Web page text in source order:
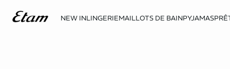
NEW INLINGERIEMAILLOTS DE BAINPYJAMAS